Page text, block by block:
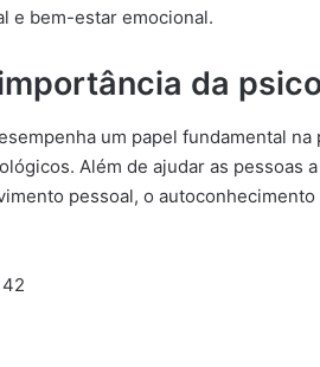
e bem-estar emocional.
da
um papel fundamental
Além de ajudar as pessoas
pessoal, o